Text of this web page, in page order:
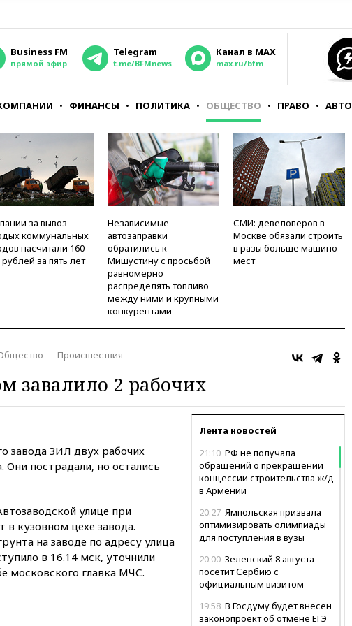
Business FM
прямой эфир
Telegram
t.me/BFMnews
Канал в MAX
max.ru/bfm
ФИНАНСЫ ПОЛИТИКА ОБЩЕСТВО ПРАВО АВТО
за вывоз
коммунальных
насчитали 160
за пять лет
Независимые
автозаправки
обратились к
Мишустину с просьбой
равномерно
распределять топливо
между ними и крупными
конкурентами
СМИ: девелоперов в
Москве обязали строить
в разы больше машино-
мест
Происшествия
завалило 2 рабочих
Лента новостей
21:10 РФ не получала
обращений о прекращении
концессии строительства ж/д
в Армении
20:27 Ямпольская призвала
оптимизировать олимпиады
для поступления в вузы
20:00 Зеленский 8 августа
посетит Сербию с
официальным визитом
19:58 В Госдуму будет внесен
законопроект об отмене ЕГЭ
завода ЗИЛ двух рабочих
Они пострадали, но остались
улице при
в кузовном цехе завода.
на заводе по адресу улица
в 16.14 мск, уточнили
московского главка МЧС.